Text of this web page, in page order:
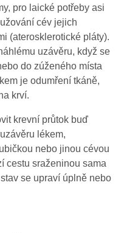
pro laické potřeby asi
cév jejich
(aterosklerotické pláty).
uzávěru, když se
do zúženého místa
je odumření tkáně,
krví.
krevní průtok buď
lékem,
nebo jinou cévou
cestu sraženinou sama
se upraví úplně nebo